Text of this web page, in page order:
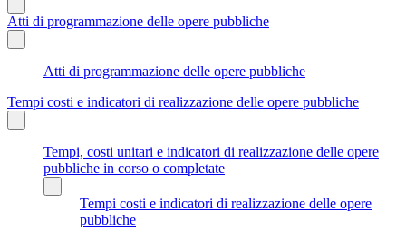
Atti di programmazione delle opere pubbliche
Atti di programmazione delle opere pubbliche
Tempi costi e indicatori di realizzazione delle opere pubbliche
Tempi, costi unitari e indicatori di realizzazione delle opere
pubbliche in corso o completate
Tempi costi e indicatori di realizzazione delle opere
pubbliche